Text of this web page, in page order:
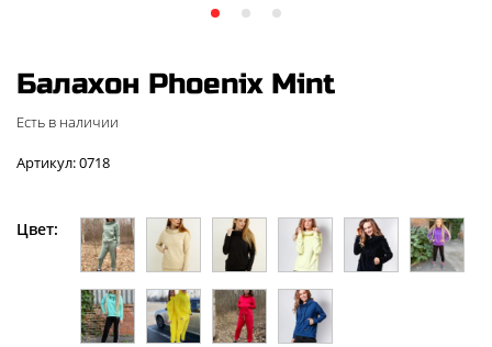
Балахон Phoenix Mint
Есть в наличии
Артикул: 0718
Цвет: